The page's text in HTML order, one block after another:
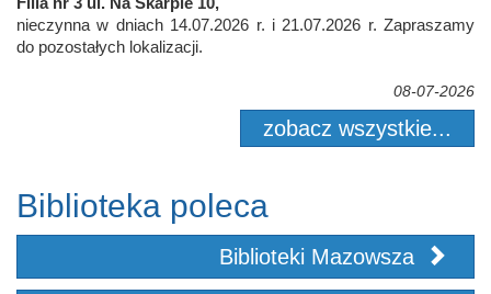
nieczynna w dniach 14.07.2026 r. i 21.07.2026 r. Zapraszamy
do pozostałych lokalizacji.
08-07-2026
zobacz wszystkie...
Biblioteka poleca
Biblioteki Mazowsza